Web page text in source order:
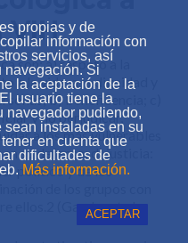
VIH
son: a) respeto a la
a la vida, a la dignidad y
b) beneficencia; c)
y no perjudicar,
a los más vulnerables
su defensa; d) justicia:
político y de los
ellos.2 (Gamba et al.
propias y de
información con
servicios, así
navegación. Si
la aceptación de la
usuario tiene la
navegador pudiendo,
instaladas en su
en cuenta que
dificultades de
Más información.
ACEPTAR